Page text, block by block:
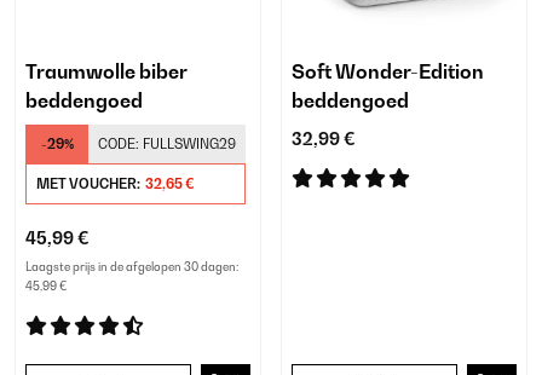
Traumwolle biber
beddengoed
-29% CODE: FULLSWING29
MET VOUCHER: 32,65 €
45,99 €
Laagste prijs in de afgelopen 30 dagen:
45,99 €
Soft Wonder-Edition
beddengoed
32,99 €